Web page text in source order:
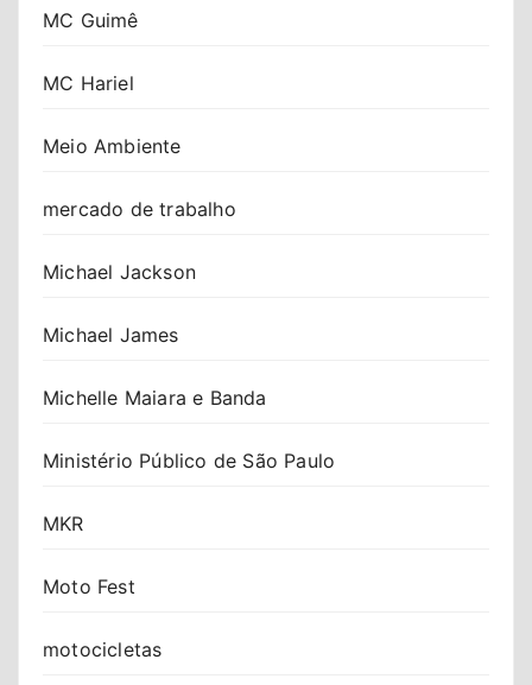
MC Guimê
MC Hariel
Meio Ambiente
mercado de trabalho
Michael Jackson
Michael James
Michelle Maiara e Banda
Ministério Público de São Paulo
MKR
Moto Fest
motocicletas